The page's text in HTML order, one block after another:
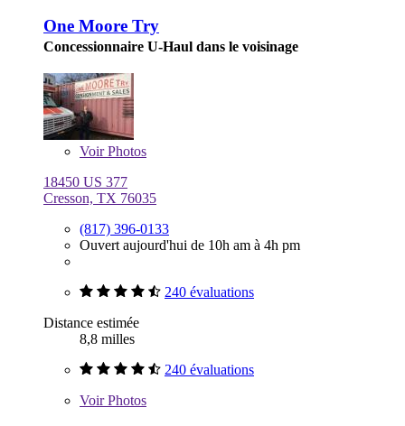
One Moore Try
Concessionnaire U-Haul dans le voisinage
VoirPhotos
18450 US 377
Cresson, TX 76035
(817) 396-0133
Ouvert aujourd'hui de 10h am à 4h pm
240 évaluations
Distance estimée
8,8 milles
240 évaluations
VoirPhotos